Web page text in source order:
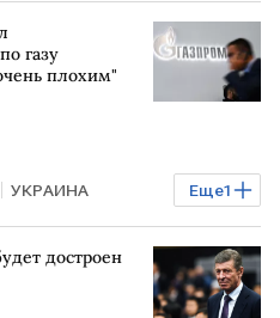
газу
плохим"
Еще1
УКРАИНА
достроен